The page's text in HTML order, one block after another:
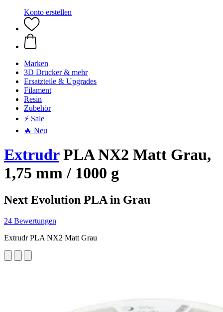
Konto erstellen
Marken
3D Drucker & mehr
Ersatzteile & Upgrades
Filament
Resin
Zubehör
⚡ Sale
🔥 Neu
ExtrudrPLA NX2 Matt Grau,
1,75 mm / 1000 g
Next Evolution PLA in Grau
24 Bewertungen
Extrudr PLA NX2 Matt Grau